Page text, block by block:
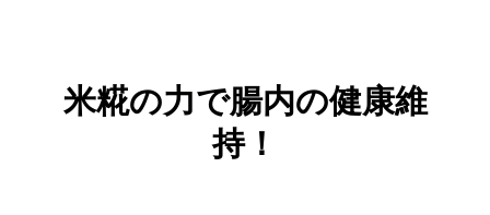
米糀の力で腸内の健康維
持！